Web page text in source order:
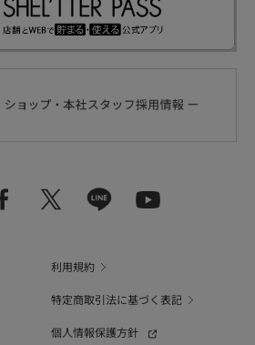
利用規約
特定商取引法に基づく表記
個人情報保護方針